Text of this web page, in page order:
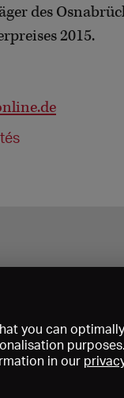
des
2015.
you can
in our